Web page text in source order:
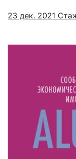
23 дек. 2021